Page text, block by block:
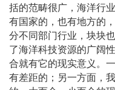
括的范畴很广，海洋行
有国家的，也有地方的
分不同部门行业，块块
了海洋科技资源的广阔
合就有它的现实意义。
有差距的；另一方面，